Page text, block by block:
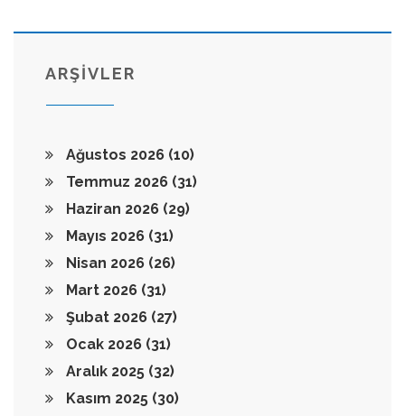
ARŞİVLER
Ağustos 2026 (10)
Temmuz 2026 (31)
Haziran 2026 (29)
Mayıs 2026 (31)
Nisan 2026 (26)
Mart 2026 (31)
Şubat 2026 (27)
Ocak 2026 (31)
Aralık 2025 (32)
Kasım 2025 (30)